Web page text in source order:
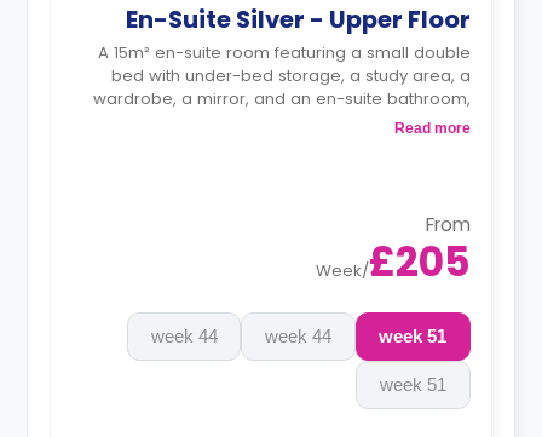
En-Suite Silver - Upper Floor
A 15m² en-suite room featuring a small double
bed with under-bed storage, a study area, a
wardrobe, a mirror, and an en-suite bathroom,
with access to a shared kitchen and living space.
Read more
From
£205
/
Week
51 week
44 week
44 week
51 week